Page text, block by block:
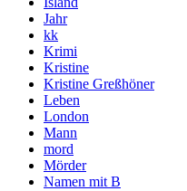
Jahr
kk
Krimi
Kristine
Kristine Greßhöner
Leben
London
Mann
mord
Mörder
Namen mit B